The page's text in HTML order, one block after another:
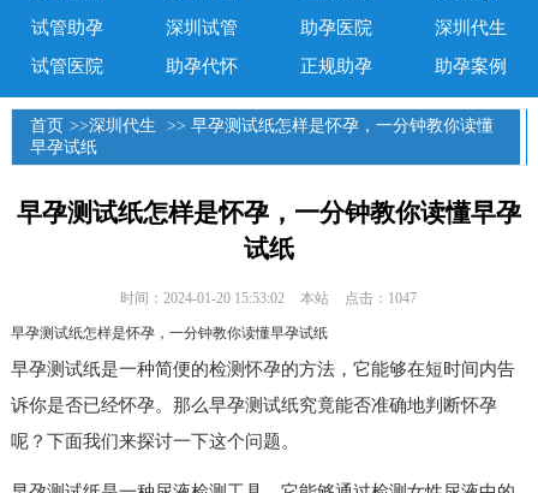
试管助孕
深圳试管 助孕医院
深圳代生
试管医院
助孕代怀 正规助孕 助孕案例
首页 >>深圳代生
>> 早孕测试纸怎样是怀孕，一分钟教你读懂
早孕试纸
早孕测试纸怎样是怀孕，一分钟教你读懂早孕
试纸
时间：2024-01-20 15:53:02 本站 点击：1047
早孕测试纸怎样是怀孕，一分钟教你读懂早孕试纸
早孕测试纸是一种简便的检测怀孕的方法，它能够在短时间内告
诉你是否已经怀孕。那么早孕测试纸究竟能否准确地判断怀孕
呢？下面我们来探讨一下这个问题。